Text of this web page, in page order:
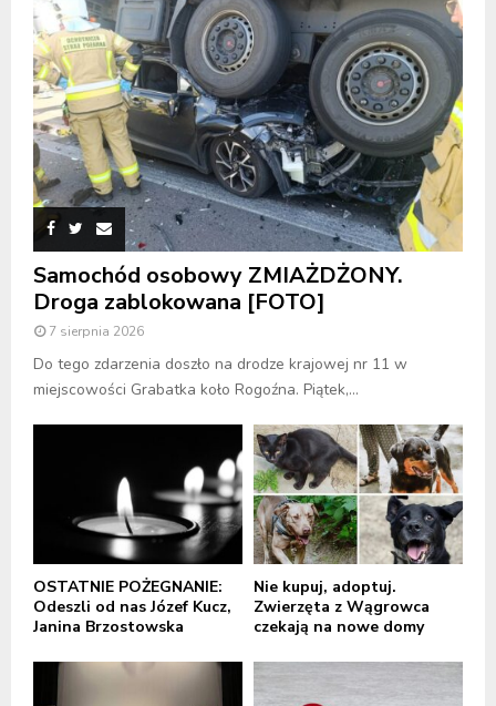
Samochód osobowy ZMIAŻDŻONY.
Droga zablokowana [FOTO]
7 sierpnia 2026
Do tego zdarzenia doszło na drodze krajowej nr 11 w
miejscowości Grabatka koło Rogoźna. Piątek,...
OSTATNIE POŻEGNANIE:
Odeszli od nas Józef Kucz,
Janina Brzostowska
Nie kupuj, adoptuj.
Zwierzęta z Wągrowca
czekają na nowe domy